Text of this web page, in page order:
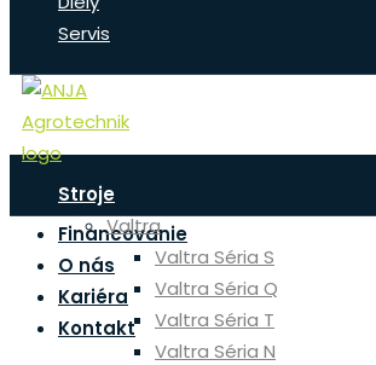
Servis
Novinky
Financovanie
O nás
Kariéra
Kontakt
Stroje
Valtra
Valtra Séria S
Valtra Séria Q
Valtra Séria T
Valtra Séria N